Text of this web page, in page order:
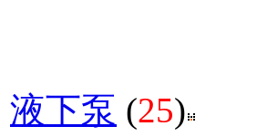
液下泵 (25)